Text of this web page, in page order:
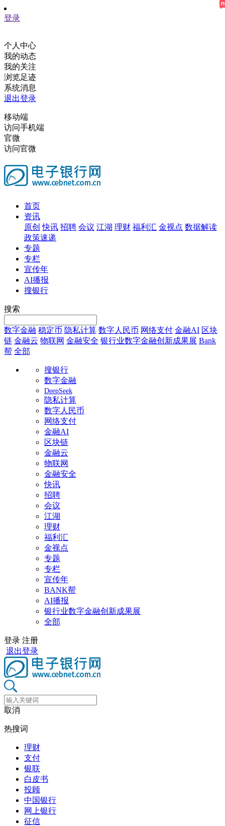
登录
个人中心
我的动态
我的关注
浏览足迹
系统消息
退出登录
移动端
访问手机端
官微
访问官微
首页
资讯
原创 快讯 招聘 会议 江湖 理财 福利汇 金视点 数据解读
政策速递
专题
专栏
宣传年
AI播报
搜银行
搜索
数字金融 稳定币 隐私计算 数字人民币 网络支付 金融AI 区块
链 金融云 物联网 金融安全 银行业数字金融创新成果展 Bank
帮 全部
搜银行
数字金融
DeepSeek
隐私计算
数字人民币
网络支付
金融AI
区块链
金融云
物联网
金融安全
快讯
招聘
会议
江湖
理财
福利汇
金视点
专题
专栏
宣传年
BANK帮
AI播报
银行业数字金融创新成果展
全部
登录 注册
退出登录
取消
热搜词
理财
支付
银联
白皮书
投顾
中国银行
网上银行
征信